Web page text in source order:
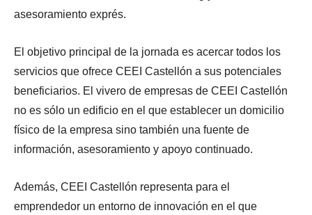
asesoramiento exprés.
El objetivo principal de la jornada es acercar todos los
servicios que ofrece CEEI Castellón a sus potenciales
beneficiarios. El vivero de empresas de CEEI Castellón
no es sólo un edificio en el que establecer un domicilio
físico de la empresa sino también una fuente de
información, asesoramiento y apoyo continuado.
Además, CEEI Castellón representa para el
emprendedor un entorno de innovación en el que